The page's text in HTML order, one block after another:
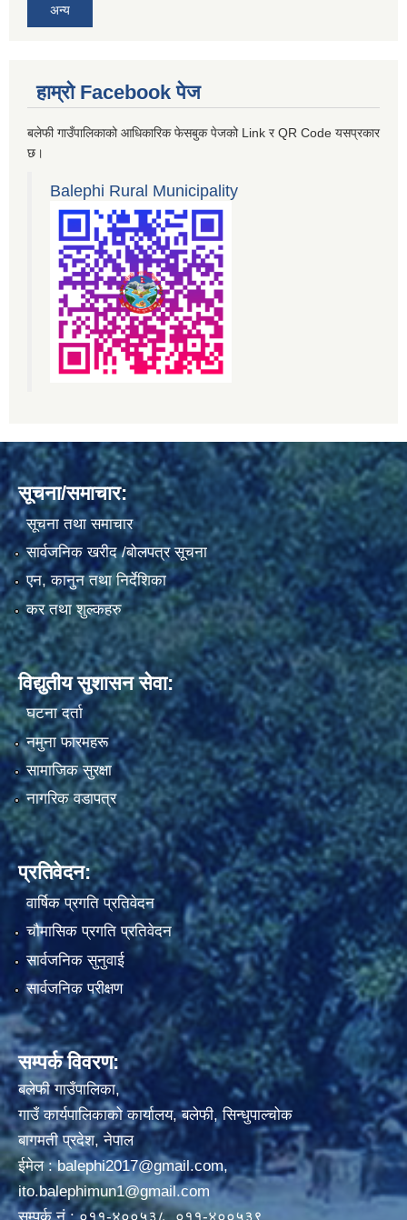
अन्य
हाम्रो Facebook पेज
बलेफी गाउँपालिकाको आधिकारिक फेसबुक पेजको Link र QR Code यसप्रकार
छ।
Balephi Rural Municipality
सूचना/समाचार:
सूचना तथा समाचार
सार्वजनिक खरीद /बोलपत्र सूचना
एन, कानुन तथा निर्देशिका
कर तथा शुल्कहरु
विद्युतीय सुशासन सेवा:
घटना दर्ता
नमुना फारमहरू
सामाजिक सुरक्षा
नागरिक वडापत्र
प्रतिवेदन:
वार्षिक प्रगति प्रतिवेदन
चौमासिक प्रगति प्रतिवेदन
सार्वजनिक सुनुवाई
सार्वजनिक परीक्षण
सम्पर्क विवरण:
बलेफी गाउँपालिका,
गाउँ कार्यपालिकाको कार्यालय, बलेफी, सिन्धुपाल्चोक
बागमती प्रदेश, नेपाल
ईमेल :balephi2017@gmail.com,
ito.balephimun1@gmail.com